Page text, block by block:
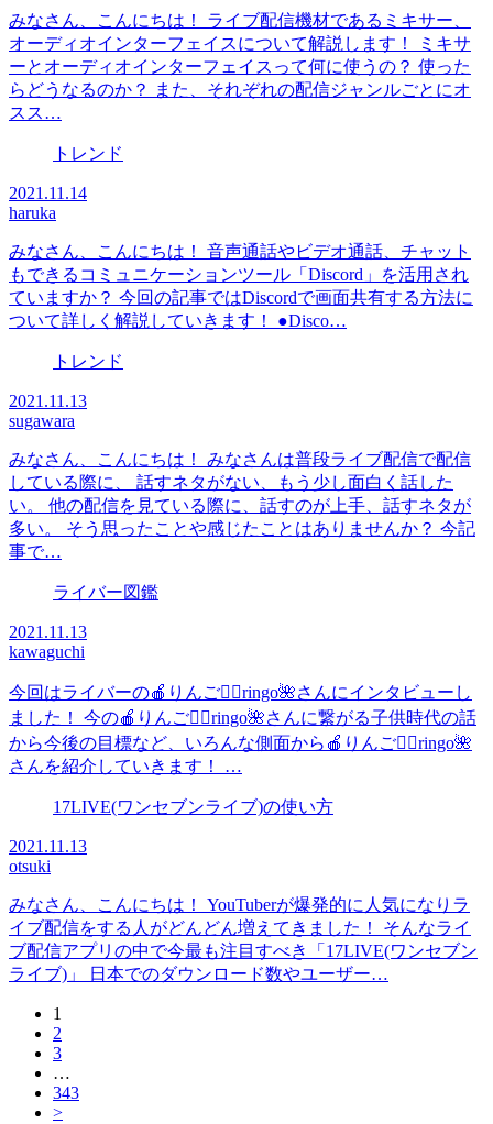
みなさん、こんにちは！ ライブ配信機材であるミキサー、
オーディオインターフェイスについて解説します！ ミキサ
ーとオーディオインターフェイスって何に使うの？ 使った
らどうなるのか？ また、それぞれの配信ジャンルごとにオ
スス…
トレンド
2021.11.14
haruka
みなさん、こんにちは！ 音声通話やビデオ通話、チャット
もできるコミュニケーションツール「Discord」を活用され
ていますか？ 今回の記事ではDiscordで画面共有する方法に
ついて詳しく解説していきます！ ●Disco…
トレンド
2021.11.13
sugawara
みなさん、こんにちは！ みなさんは普段ライブ配信で配信
している際に、 話すネタがない、もう少し面白く話した
い。 他の配信を見ている際に、話すのが上手、話すネタが
多い。 そう思ったことや感じたことはありませんか？ 今記
事で…
ライバー図鑑
2021.11.13
kawaguchi
今回はライバーの🍎りんご🧚‍♀️ringo🌺さんにインタビューし
ました！ 今の🍎りんご🧚‍♀️ringo🌺さんに繋がる子供時代の話
から今後の目標など、いろんな側面から🍎りんご🧚‍♀️ringo🌺
さんを紹介していきます！ …
17LIVE(ワンセブンライブ)の使い方
2021.11.13
otsuki
みなさん、こんにちは！ YouTuberが爆発的に人気になりラ
イブ配信をする人がどんどん増えてきました！ そんなライ
ブ配信アプリの中で今最も注目すべき「17LIVE(ワンセブン
ライブ)」 日本でのダウンロード数やユーザー…
1
2
3
…
343
>